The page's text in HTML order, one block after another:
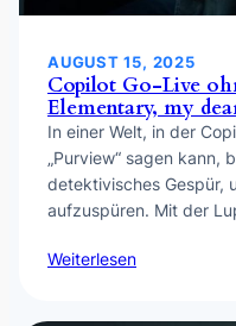
AUGUST 15, 2025
Copilot Go-Live
Elementary, my
In einer Welt, in der
„Purview“ sagen kann,
detektivisches Gespür,
aufzuspüren. Mit der
Weiterlesen